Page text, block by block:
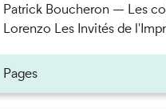
Patrick Boucheron — Les
Lorenzo Les Invités de
Pages